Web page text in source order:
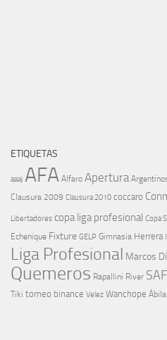
ETIQUETAS
aaaj AFA Alfaro Apertura
Clausura 2009 Clausura 2010 coccaro
Libertadores copa liga profesional Copa
Echenique Fixture GELP Gimnasia Herrera
Liga Profesional Marcos
Quemeros Rapallini River SAF
Tiki torneo binance Velez Wanchope Ábila